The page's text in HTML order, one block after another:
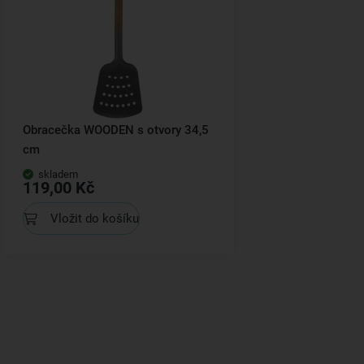
Obracečka WOODEN s otvory 34,5
cm
skladem
119,00 Kč
Vložit do košíku